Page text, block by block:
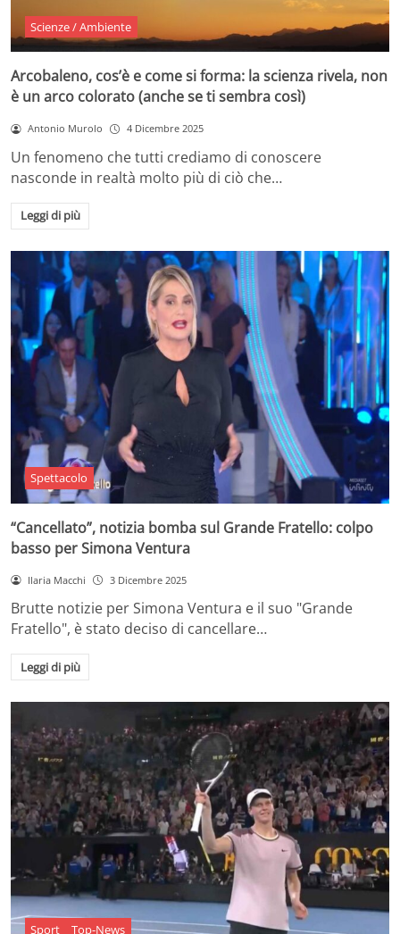
Scienze / Ambiente
Arcobaleno, cos’è e come si forma: la scienza rivela, non
è un arco colorato (anche se ti sembra così)
Antonio Murolo 4 Dicembre 2025
Un fenomeno che tutti crediamo di conoscere
nasconde in realtà molto più di ciò che…
Leggi di più
Spettacolo
“Cancellato”, notizia bomba sul Grande Fratello: colpo
basso per Simona Ventura
Ilaria Macchi 3 Dicembre 2025
Brutte notizie per Simona Ventura e il suo "Grande
Fratello", è stato deciso di cancellare…
Leggi di più
Sport Top-News